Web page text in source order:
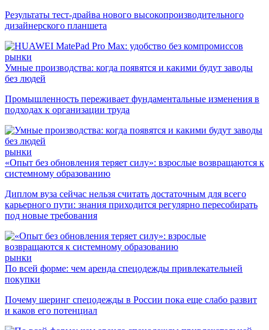
Результаты тест-драйва нового высокопроизводительного
дизайнерского планшета
рынки
Умные производства: когда появятся и какими будут заводы
без людей
Промышленность переживает фундаментальные изменения в
подходах к организации труда
рынки
«Опыт без обновления теряет силу»: взрослые возвращаются к
системному образованию
Диплом вуза сейчас нельзя считать достаточным для всего
карьерного пути: знания приходится регулярно пересобирать
под новые требования
рынки
По всей форме: чем аренда спецодежды привлекательней
покупки
Почему шеринг спецодежды в России пока еще слабо развит
и каков его потенциал